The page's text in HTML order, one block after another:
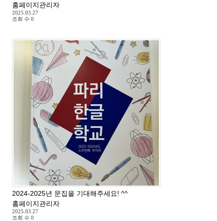
홈페이지관리자
2025.03.27
조회 수 0
2024-2025년 문집을 기대해주세요! ^^
홈페이지관리자
2025.03.27
조회 수 0